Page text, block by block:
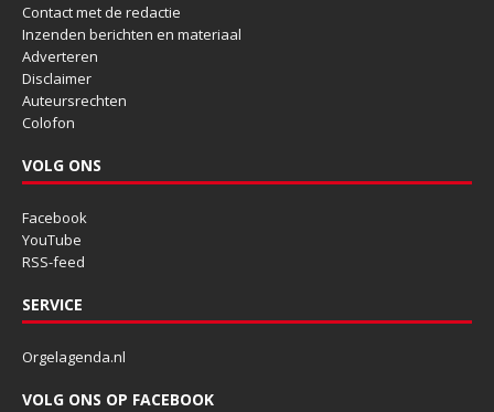
Contact met de redactie
Inzenden berichten en materiaal
Adverteren
Disclaimer
Auteursrechten
Colofon
VOLG ONS
Facebook
YouTube
RSS-feed
SERVICE
Orgelagenda.nl
VOLG ONS OP FACEBOOK